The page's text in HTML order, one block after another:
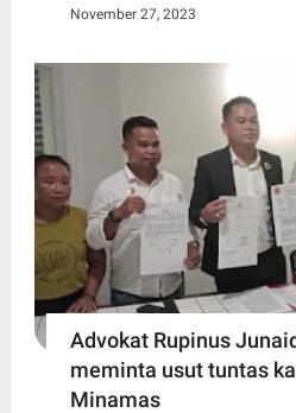
November 27, 2023
Advokat Rupinus
meminta usut tuntas
Minamas